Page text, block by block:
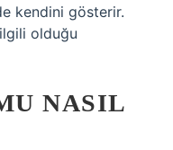
kendini gösterir.
olduğu
NASIL